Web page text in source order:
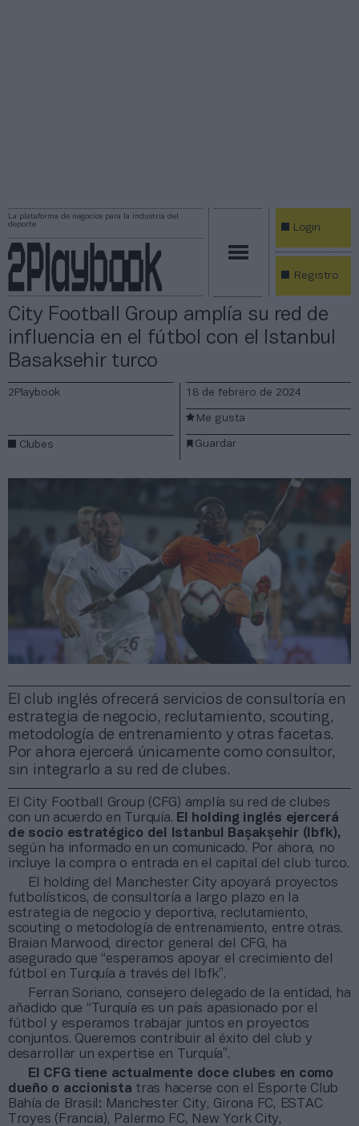
La plataforma de negocios para la industria del
deporte
Login
Registro
City Football Group amplía su red de
influencia en el fútbol con el Istanbul
Basaksehir turco
El club inglés ofrecerá servicios de consultoría en
estrategia de negocio, reclutamiento, scouting,
metodología de entrenamiento y otras facetas.
Por ahora ejercerá únicamente como consultor,
sin integrarlo a su red de clubes.
2Playbook
Clubes
18 de febrero de 2024
Guardar
Me gusta
El City Football Group (CFG) amplía su red de clubes
con un acuerdo en Turquía. El holding inglés ejercerá
de socio estratégico del Istanbul Başakşehir (Ibfk),
según ha informado en un comunicado. Por ahora, no
incluye la compra o entrada en el capital del club turco.
El holding del Manchester City apoyará proyectos
futbolísticos, de consultoría a largo plazo en la
estrategia de negocio y deportiva, reclutamiento,
scouting o metodología de entrenamiento, entre otras.
Braian Marwood, director general del CFG, ha
asegurado que “esperamos apoyar el crecimiento del
fútbol en Turquía a través del Ibfk”.
Ferran Soriano, consejero delegado de la entidad, ha
añadido que “Turquía es un país apasionado por el
fútbol y esperamos trabajar juntos en proyectos
conjuntos. Queremos contribuir al éxito del club y
desarrollar un expertise en Turquía”.
El CFG tiene actualmente doce clubes en como
dueño o accionista tras hacerse con el Esporte Club
Bahía de Brasil: Manchester City, Girona FC, ESTAC
Troyes (Francia), Palermo FC, New York City,